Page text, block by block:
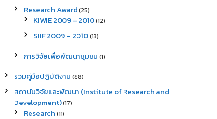
Research Award (25)
KIWIE 2009 – 2010(12)
SIIF 2009 – 2010(13)
การวิจัยเพื่อพัฒนาชุมชน (1)
รวมคู่มือปฏิบัติงาน (88)
สถาบันวิจัยและพัฒนา (Institute of Research and
Development)(17)
Research (11)